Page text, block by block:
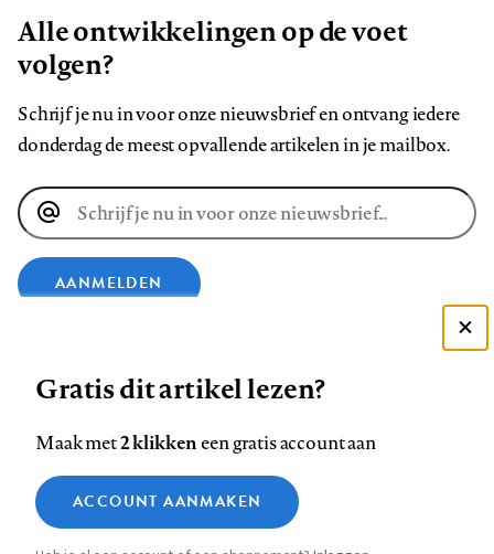
Alle ontwikkelingen op de voet
volgen?
Schrijf je nu in voor onze nieuwsbrief en ontvang iedere
donderdag de meest opvallende artikelen in je mailbox.
E-
mailadres
AANMELDEN
op
Facebook
op
LinkedIn
op
Bluesky
ons
op
InstagramYouTube
Footer
Contact Colofon Disclaimer Privacy
Medische vragen verdienen
betrouwbare antwoorden
Zie onze cookie policy
Analytische cookies
Gratis dit artikel lezen?
Maak met2 klikkeneen gratis account aan
ACCOUNT AANMAKEN